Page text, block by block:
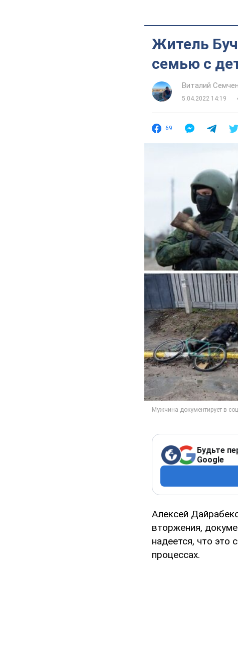
Житель
семью с
Виталий
5.04.2022 14:19
69
Будьте
Google
Алексей
вторжения,
надеется, что это
процессах.